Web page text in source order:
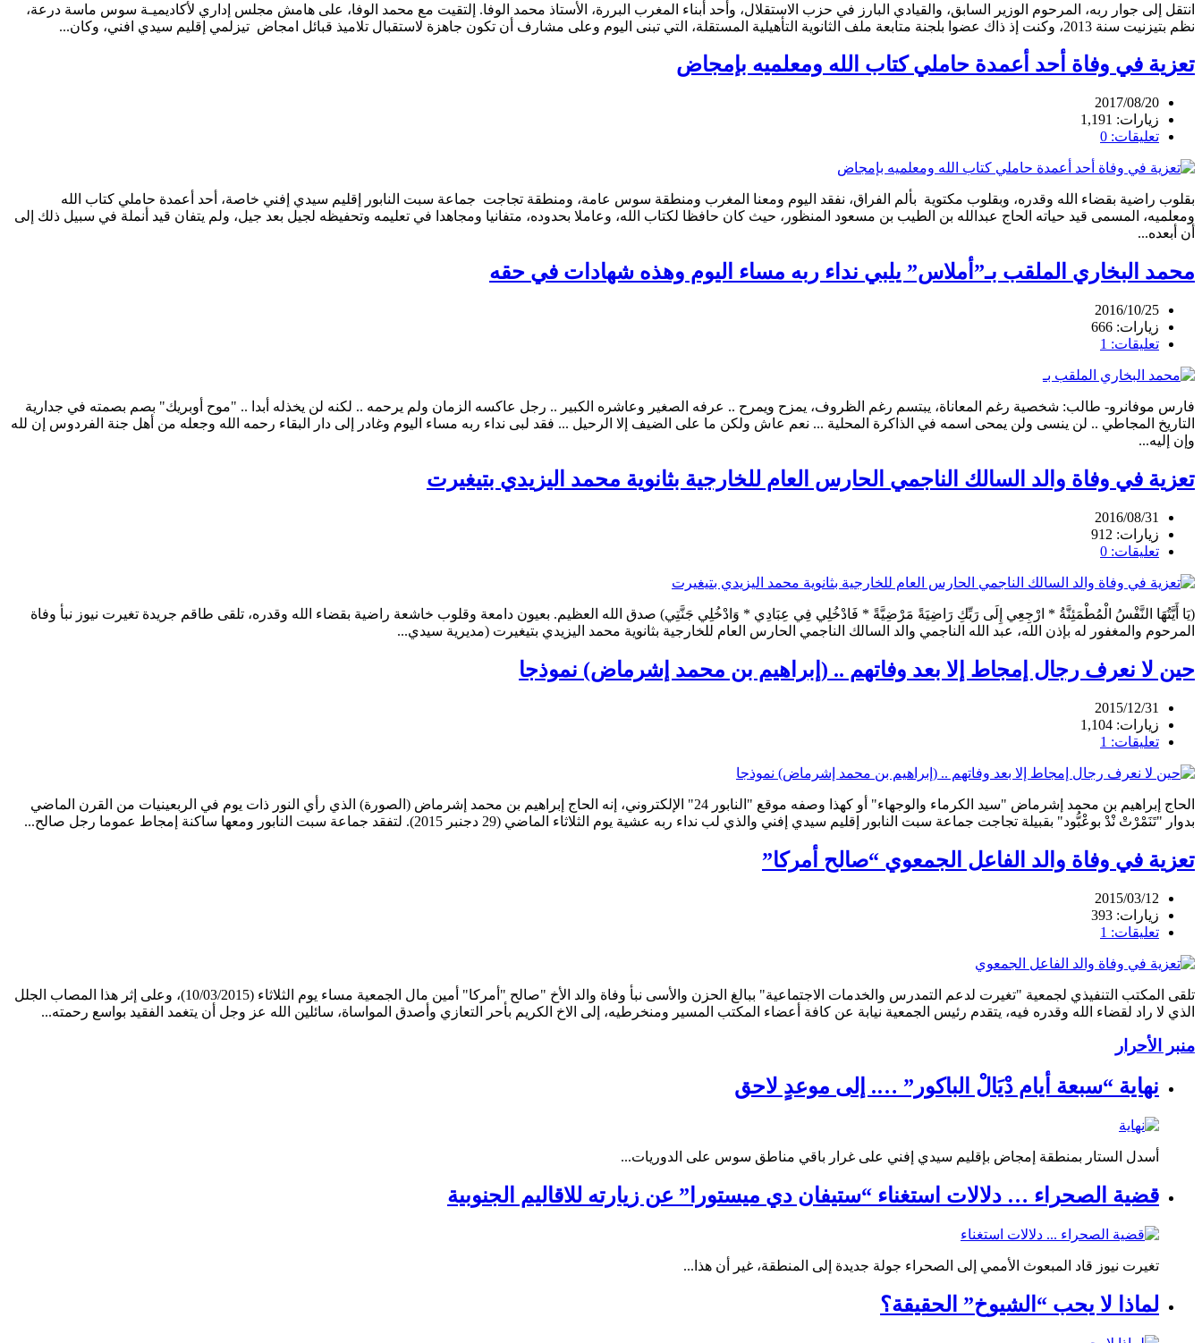
انتقل إلى جوار ربه، المرحوم الوزير السابق، والقيادي البارز في حزب الاستقلال، وأحد أبناء المغرب البررة، الأستاذ محمد الوفا. إلتقيت مع محمد الوفا، على هامش مجلس إداري لأكاديميـة سوس ماسة درعة،
نظم بتيزنيت سنة 2013، وكنت إذ ذاك عضوا بلجنة متابعة ملف الثانوية التأهيلية المستقلة، التي تبنى اليوم وعلى مشارف أن تكون جاهزة لاستقبال تلاميذ قبائل امجاض تيزلمي إقليم سيدي افني، وكان...
تعزية في وفاة أحد أعمدة حاملي كتاب الله ومعلميه بإمجاض
2017/08/20
زيارات: 1,191
تعليقات: 0
بقلوب راضية بقضاء الله وقدره، وبقلوب مكتوية بألم الفراق، نفقد اليوم ومعنا المغرب ومنطقة سوس عامة، ومنطقة تجاجت جماعة سبت النابور إقليم سيدي إفني خاصة، أحد أعمدة حاملي كتاب الله
ومعلميه، المسمى قيد حياته الحاج عبدالله بن الطيب بن مسعود المنظور، حيث كان حافظا لكتاب الله، وعاملا بحدوده، متفانيا ومجاهدا في تعليمه وتحفيظه لجيل بعد جيل، ولم يتفان قيد أنملة في سبيل ذلك إلى
أن أبعده...
محمد البخاري الملقب بـ”أملاس” يلبي نداء ربه مساء اليوم وهذه شهادات في حقه
2016/10/25
زيارات: 666
تعليقات: 1
فارس موفانرو- طالب: شخصية رغم المعاناة، يبتسم رغم الظروف، يمزح ويمرح .. عرفه الصغير وعاشره الكبير .. رجل عاكسه الزمان ولم يرحمه .. لكنه لن يخذله أبدا .. "موح أوبريك" بصم بصمته في جدارية
التاريخ المجاطي .. لن ينسى ولن يمحى اسمه في الذاكرة المحلية ... نعم عاش ولكن ما على الضيف إلا الرحيل ... فقد لبى نداء ربه مساء اليوم وغادر إلى دار البقاء رحمه الله وجعله من أهل جنة الفردوس إن لله
وإن إليه...
تعزية في وفاة والد السالك الناجمي الحارس العام للخارجية بثانوية محمد اليزيدي بتيغيرت
2016/08/31
زيارات: 912
تعليقات: 0
(يَا أَيَّتُهَا النَّفْسُ الْمُطْمَئِنَّةُ * ارْجِعِي إِلَى رَبِّكِ رَاضِيَةً مَرْضِيَّةً * فَادْخُلِي فِي عِبَادِي * وَادْخُلِي جَنَّتِي) صدق الله العظيم. بعيون دامعة وقلوب خاشعة راضية بقضاء الله وقدره، تلقى طاقم جريدة تغيرت نيوز نبأ وفاة
المرحوم والمغفور له بإذن الله، عبد الله الناجمي والد السالك الناجمي الحارس العام للخارجية بثانوية محمد اليزيدي بتيغيرت (مديرية سيدي...
حين لا نعرف رجال إمجاط إلا بعد وفاتهم .. (إبراهيم بن محمد إشرماض) نموذجا
2015/12/31
زيارات: 1,104
تعليقات: 1
الحاج إبراهيم بن محمد إشرماض "سيد الكرماء والوجهاء" أو كهذا وصفه موقع "النابور 24" الإلكتروني، إنه الحاج إبراهيم بن محمد إشرماض (الصورة) الذي رأي النور ذات يوم في الربعينيات من القرن الماضي
بدوار "تَنَمْرْتْ نْدْ بوعْبُّود" بقبيلة تجاجت جماعة سبت النابور إقليم سيدي إفني والذي لب نداء ربه عشية يوم الثلاثاء الماضي (29 دجنبر 2015). لتفقد جماعة سبت النابور ومعها ساكنة إمجاط عموما رجل صالح...
تعزية في وفاة والد الفاعل الجمعوي “صالح أمركا”
2015/03/12
زيارات: 393
تعليقات: 1
تلقى المكتب التنفيذي لجمعية "تغيرت لدعم التمدرس والخدمات الاجتماعية" ببالغ الحزن والأسى نبأ وفاة والد الأخ "صالح "أمركا" أمين مال الجمعية مساء يوم الثلاثاء (10/03/2015)، وعلى إثر هذا المصاب الجلل
الذي لا راد لقضاء الله وقدره فيه، يتقدم رئيس الجمعية نيابة عن كافة أعضاء المكتب المسير ومنخرطيه، إلى الاخ الكريم بأحر التعازي وأصدق المواساة، سائلين الله عز وجل أن يتغمد الفقيد بواسع رحمته...
منبر الأحرار
نهاية “سبعة أيام دْيَالْ الباكور” …. إلى موعدٍ لاحق
أسدل الستار بمنطقة إمجاض بإقليم سيدي إفني على غرار باقي مناطق سوس على الدوريات...
قضية الصحراء … دلالات استغناء “ستيفان دي ميستورا” عن زيارته للاقاليم الجنوبية
تغيرت نيوز قاد المبعوث الأممي إلى الصحراء جولة جديدة إلى المنطقة، غير أن هذا...
لماذا لا يحب “الشيوخ” الحقيقة؟